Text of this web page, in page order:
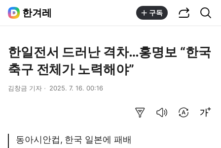
한겨레 구독
한일전서 드러난 격차…홍명보 “한국
축구 전체가 노력해야”
김창금 기자 2025. 7. 16. 00:16
동아시안컵, 한국 일본에 패배